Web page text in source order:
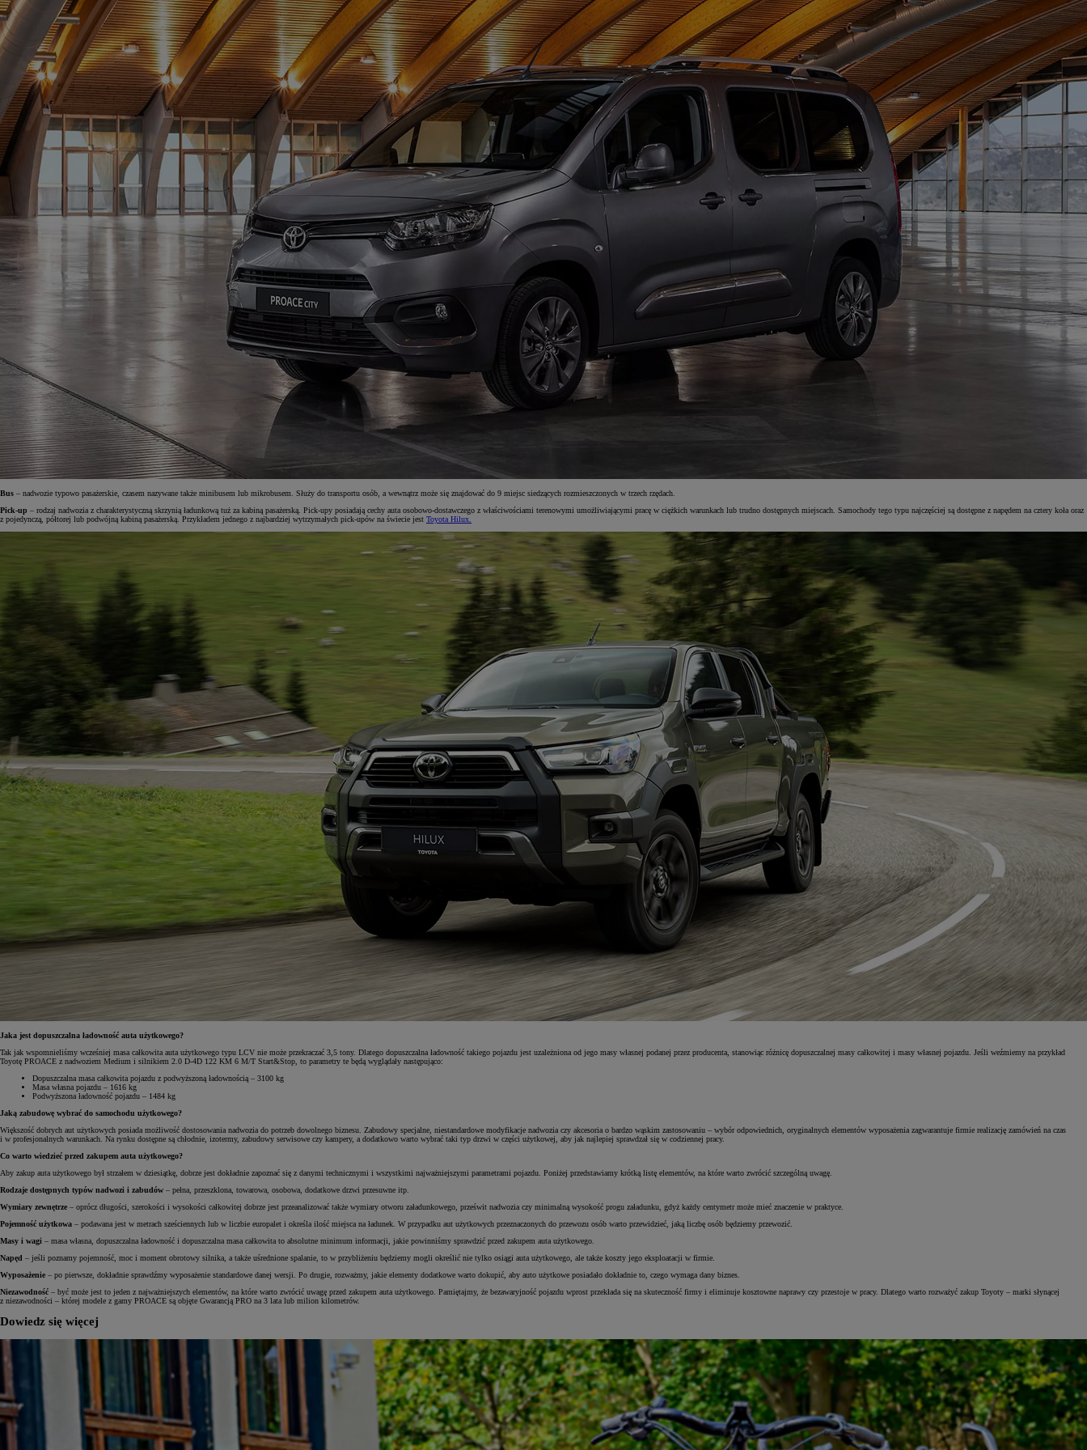
Od105 300 zł
Corolla Hatchback
HYBRID
Bus – nadwozie typowo pasażerskie, czasem nazywane także minibusem lub mikrobusem. Służy do transportu osób, a wewnątrz może się znajdować do 9 miejsc siedzących rozmieszczonych w trzech rzędach.
Pick-up – rodzaj nadwozia z charakterystyczną skrzynią ładunkową tuż za kabiną pasażerską. Pick-upy posiadają cechy auta osobowo-dostawczego z właściwościami terenowymi umożliwiającymi pracę w ciężkich warunkach lub trudno dostępnych miejscach. Samochody tego typu najczęściej są dostępne z napędem na cztery koła oraz
z pojedynczą, półtorej lub podwójną kabiną pasażerską. Przykładem jednego z najbardziej wytrzymałych pick-upów na świecie jest Toyota Hilux.
Jaka jest dopuszczalna ładowność auta użytkowego?
Tak jak wspomnieliśmy wcześniej masa całkowita auta użytkowego typu LCV nie może przekraczać 3,5 tony. Dlatego dopuszczalna ładowność takiego pojazdu jest uzależniona od jego masy własnej podanej przez producenta, stanowiąc różnicę dopuszczalnej masy całkowitej i masy własnej pojazdu. Jeśli weźmiemy na przykład
Toyotę PROACE z nadwoziem Medium i silnikiem 2.0 D-4D 122 KM 6 M/T Start&Stop, to parametry te będą wyglądały następująco:
Dopuszczalna masa całkowita pojazdu z podwyższoną ładownością – 3100 kg
Masa własna pojazdu – 1616 kg
Podwyższona ładowność pojazdu – 1484 kg
Jaką zabudowę wybrać do samochodu użytkowego?
Większość dobrych aut użytkowych posiada możliwość dostosowania nadwozia do potrzeb dowolnego biznesu. Zabudowy specjalne, niestandardowe modyfikacje nadwozia czy akcesoria o bardzo wąskim zastosowaniu – wybór odpowiednich, oryginalnych elementów wyposażenia zagwarantuje firmie realizację zamówień na czas
i w profesjonalnych warunkach. Na rynku dostępne są chłodnie, izotermy, zabudowy serwisowe czy kampery, a dodatkowo warto wybrać taki typ drzwi w części użytkowej, aby jak najlepiej sprawdzał się w codziennej pracy.
Co warto wiedzieć przed zakupem auta użytkowego?
Aby zakup auta użytkowego był strzałem w dziesiątkę, dobrze jest dokładnie zapoznać się z danymi technicznymi i wszystkimi najważniejszymi parametrami pojazdu. Poniżej przedstawiamy krótką listę elementów, na które warto zwrócić szczególną uwagę.
Rodzaje dostępnych typów nadwozi i zabudów – pełna, przeszklona, towarowa, osobowa, dodatkowe drzwi przesuwne itp.
Wymiary zewnętrze – oprócz długości, szerokości i wysokości całkowitej dobrze jest przeanalizować także wymiary otworu załadunkowego, prześwit nadwozia czy minimalną wysokość progu załadunku, gdyż każdy centymetr może mieć znaczenie w praktyce.
Pojemność użytkowa – podawana jest w metrach sześciennych lub w liczbie europalet i określa ilość miejsca na ładunek. W przypadku aut użytkowych przeznaczonych do przewozu osób warto przewidzieć, jaką liczbę osób będziemy przewozić.
Masy i wagi – masa własna, dopuszczalna ładowność i dopuszczalna masa całkowita to absolutne minimum informacji, jakie powinniśmy sprawdzić przed zakupem auta użytkowego.
Napęd – jeśli poznamy pojemność, moc i moment obrotowy silnika, a także uśrednione spalanie, to w przybliżeniu będziemy mogli określić nie tylko osiągi auta użytkowego, ale także koszty jego eksploatacji w firmie.
Wyposażenie – po pierwsze, dokładnie sprawdźmy wyposażenie standardowe danej wersji. Po drugie, rozważmy, jakie elementy dodatkowe warto dokupić, aby auto użytkowe posiadało dokładnie to, czego wymaga dany biznes.
Niezawodność – być może jest to jeden z najważniejszych elementów, na które warto zwrócić uwagę przed zakupem auta użytkowego. Pamiętajmy, że bezawaryjność pojazdu wprost przekłada się na skuteczność firmy i eliminuje kosztowne naprawy czy przestoje w pracy. Dlatego warto rozważyć zakup Toyoty – marki słynącej
z niezawodności – której modele z gamy PROACE są objęte Gwarancją PRO na 3 lata lub milion kilometrów.
Dowiedz się więcej